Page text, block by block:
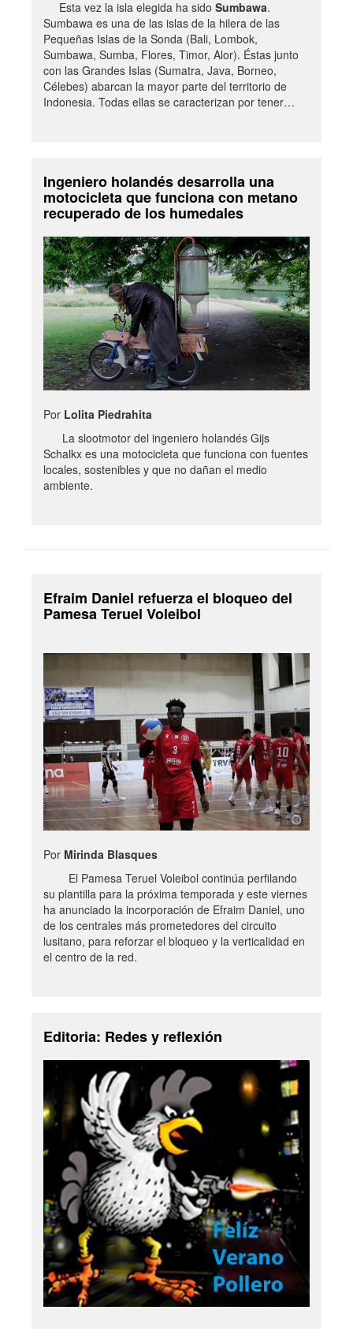
Esta vez la isla elegida ha sido Sumbawa.
Sumbawa es una de las islas de la hilera de las
Pequeñas Islas de la Sonda (Bali, Lombok,
Sumbawa, Sumba, Flores, Timor, Alor). Éstas junto
con las Grandes Islas (Sumatra, Java, Borneo,
Célebes) abarcan la mayor parte del territorio de
Indonesia. Todas ellas se caracterizan por tener…
Ingeniero holandés desarrolla una
motocicleta que funciona con metano
recuperado de los humedales
Por Lolita Piedrahita
La slootmotor del ingeniero holandés Gijs
Schalkx es una motocicleta que funciona con fuentes
locales, sostenibles y que no dañan el medio
ambiente.
Efraim Daniel refuerza el bloqueo del
Pamesa Teruel Voleibol
Por Mirinda Blasques
El Pamesa Teruel Voleibol continúa perfilando
su plantilla para la próxima temporada y este viernes
ha anunciado la incorporación de Efraim Daniel, uno
de los centrales más prometedores del circuito
lusitano, para reforzar el bloqueo y la verticalidad en
el centro de la red.
Editoria: Redes y reflexión